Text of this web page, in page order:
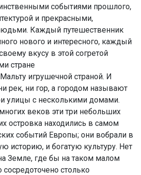
событиями прошлого,
и прекрасными,
Каждый путешественник
нового и интересного, каждый
вкусу в этой согретой
стране
игрушечной страной. И
рек, ни гор, а городом называют
улицы с несколькими домами.
веков эти три небольших
островка находились в самом
событий Европы; они вобрали в
историю, и богатую культуру. Нет
Земле, где бы на таком малом
сосредоточено столько